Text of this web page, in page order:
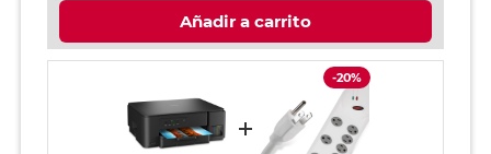
Añadir a carrito
-20%